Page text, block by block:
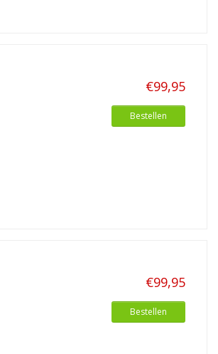
€99,95
Bestellen
€99,95
Bestellen